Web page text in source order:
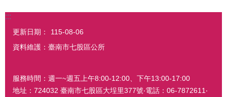
:::
更新日期：
115-08-06
資料維護：臺南市七股區公所
服務時間：週一~週五上午8:00-12:00、下午13:00-17:00
地址：724032 臺南市七股區大埕里377號‧電話：06-7872611‧